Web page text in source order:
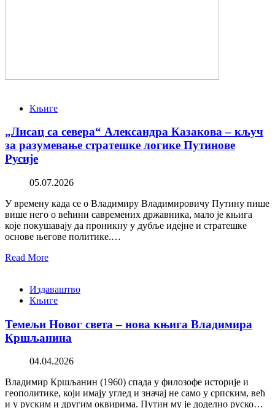
Књиге
„Лисац са севера“ Александра Казакова – кључ
за разумевање стратешке логике Путинове
Русије
05.07.2026
У времену када се о Владимиру Владимировичу Путину пише
више него о већини савремених државника, мало је књига
које покушавају да проникну у дубље идејне и стратешке
основе његове политике.…
Read More
Издаваштво
Књиге
Темељи Новог света – нова књига Владимира
Кршљанина
04.04.2026
Владимир Кршљанин (1960) спада у филозофе историје и
геополитике, који имају углед и значај не само у српским, већ
и у руским и другим оквирима. Путин му је доделио руско…